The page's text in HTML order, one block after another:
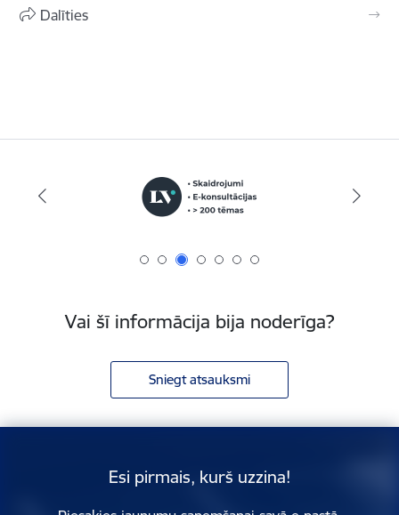
Dalīties
Vai šī informācija bija noderīga?
Sniegt atsauksmi
Esi pirmais, kurš uzzina!